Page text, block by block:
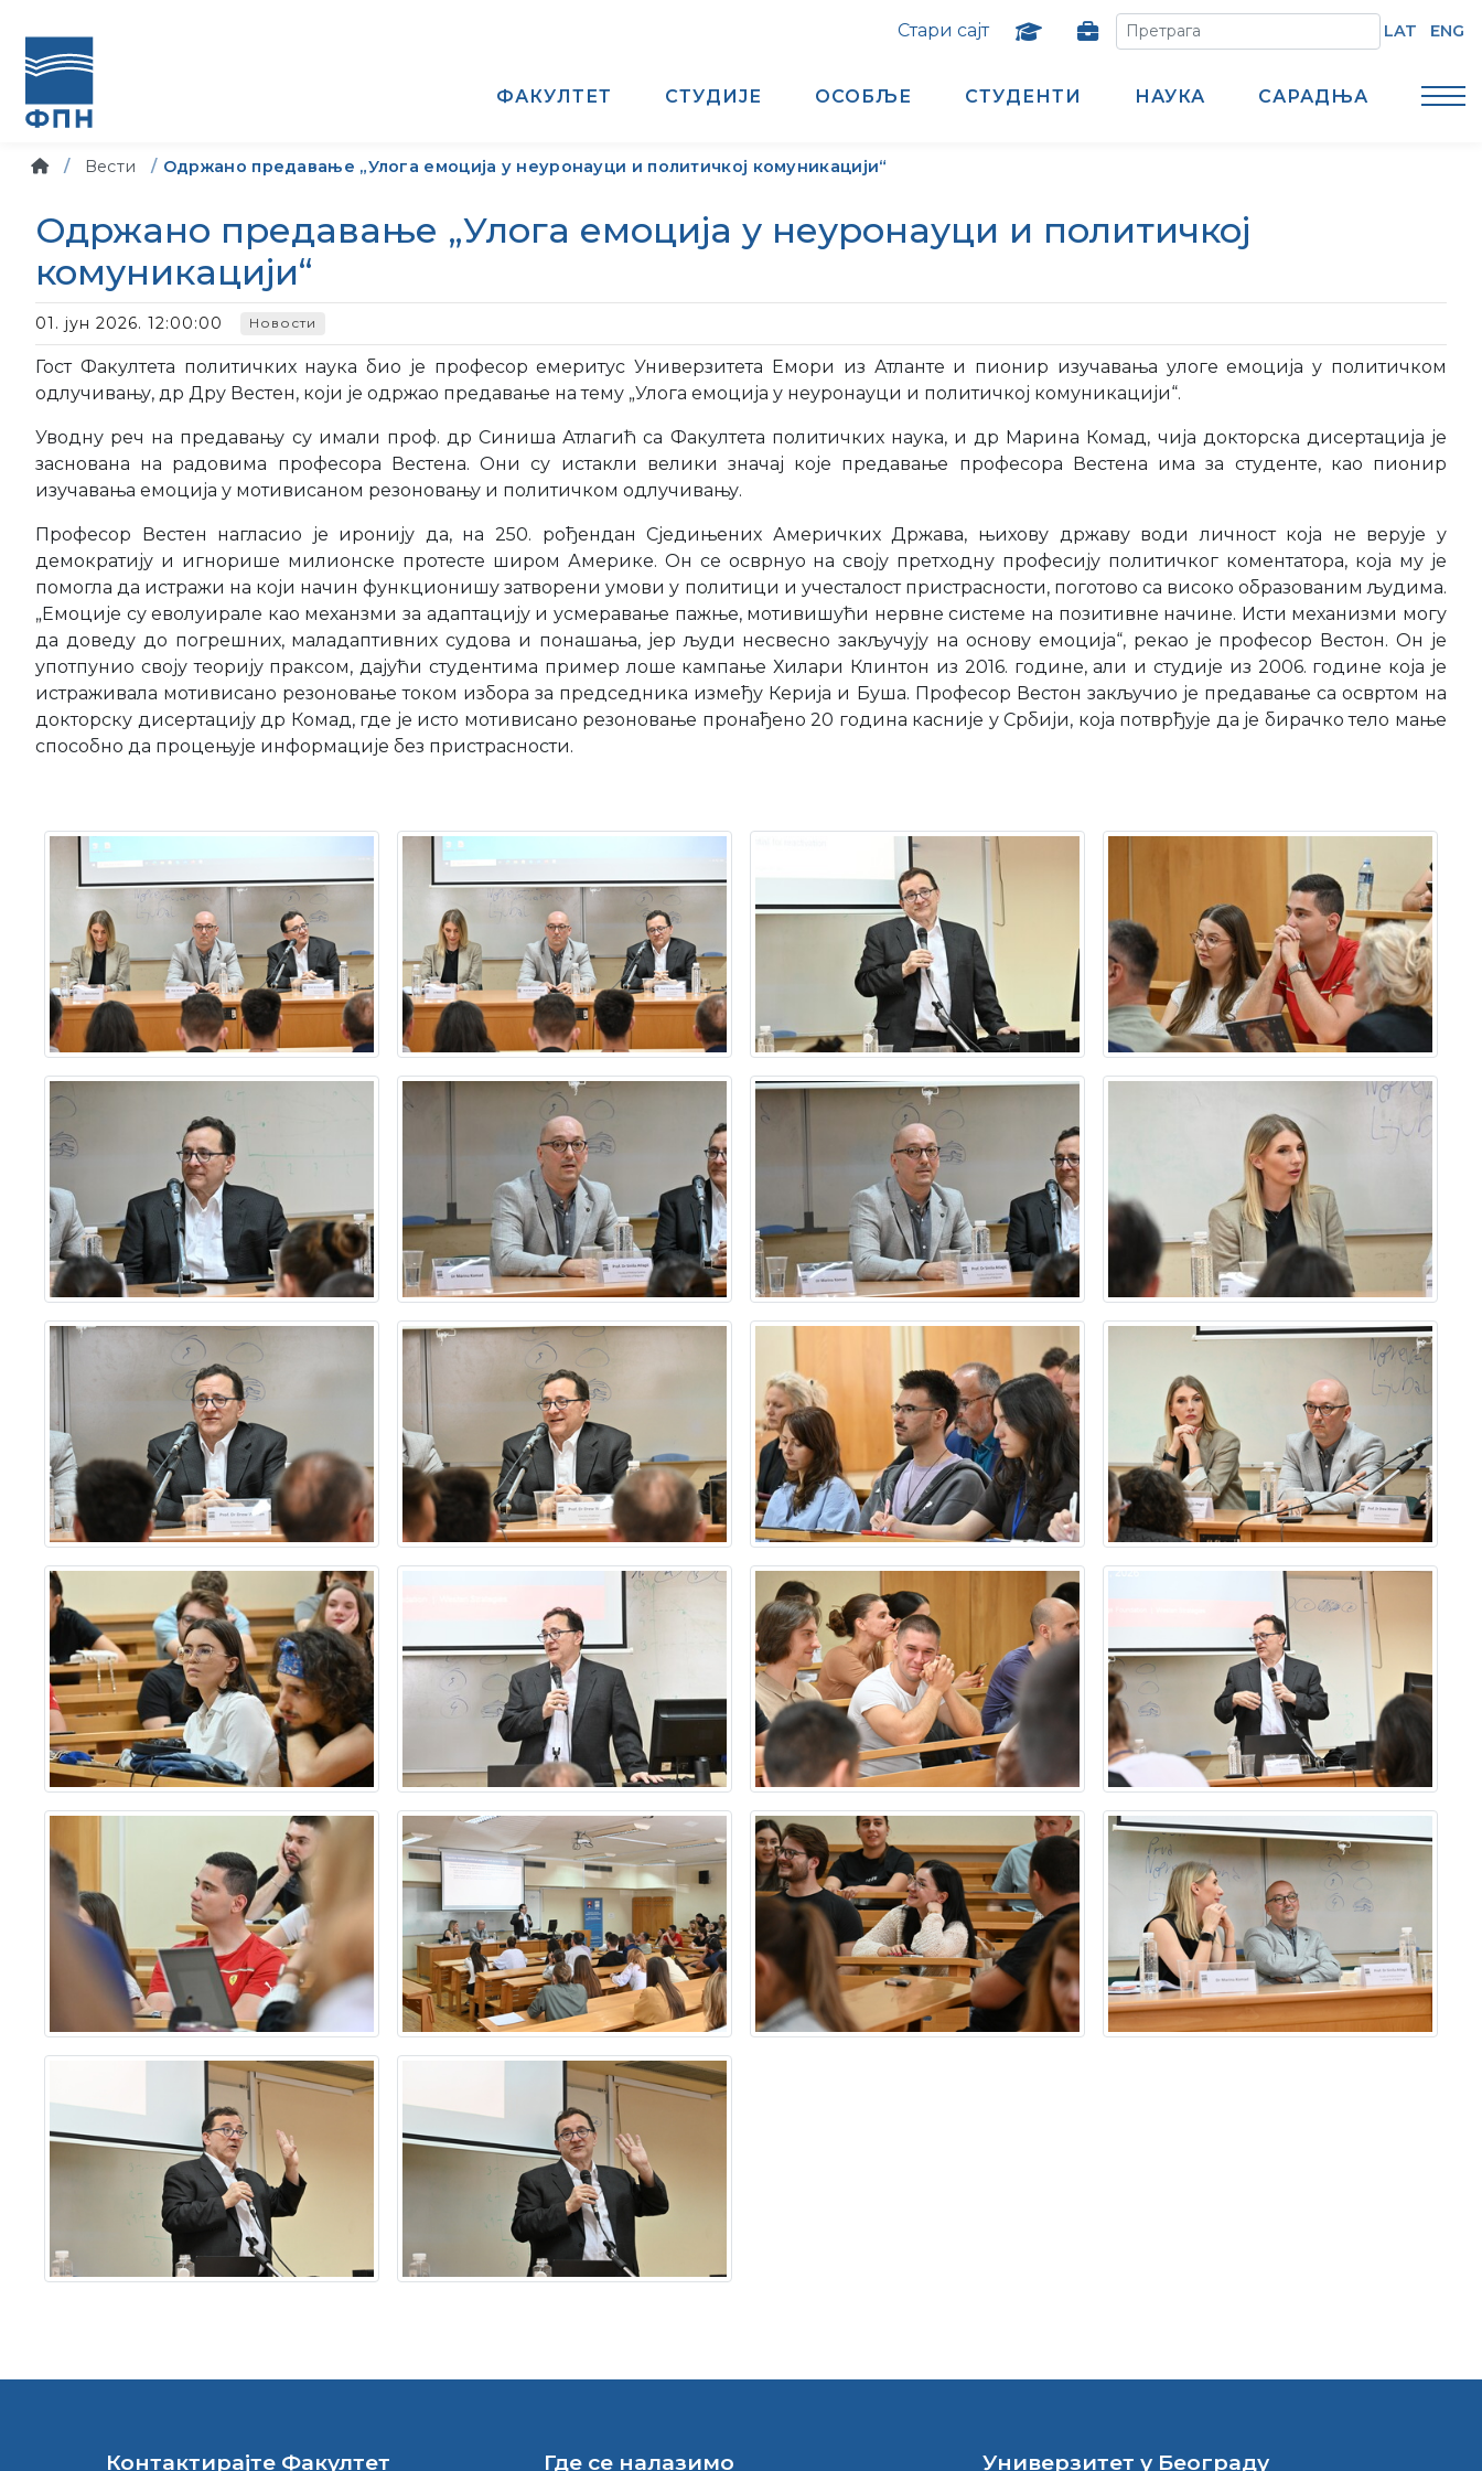
Стари сајт LAT ENG
ФАКУЛТЕТ СТУДИЈЕ ОСОБЉЕ СТУДЕНТИ НАУКА САРАДЊА
Вести Одржано предавање „Улога емоција у неуронауци и политичкој комуникацији“
Одржано предавање „Улога емоција у неуронауци и политичкој
комуникацији“
01. јун 2026. 12:00:00 Новости
Гост Факултета политичких наука био је професор емеритус Универзитета Емори из Атланте и пионир изучавања улоге емоција у политичком
одлучивању, др Дру Вестен, који је одржао предавање на тему „Улога емоција у неуронауци и политичкој комуникацији“.
Уводну реч на предавању су имали проф. др Синиша Атлагић са Факултета политичких наука, и др Марина Комад, чија докторска дисертација је
заснована на радовима професора Вестена. Они су истакли велики значај које предавање професора Вестена има за студенте, као пионир
изучавања емоција у мотивисаном резоновању и политичком одлучивању.
Професор Вестен нагласио је иронију да, на 250. рођендан Сједињених Америчких Држава, њихову државу води личност која не верује у
демократију и игнорише милионске протесте широм Америке. Он се осврнуо на своју претходну професију политичког коментатора, која му је
помогла да истражи на који начин функционишу затворени умови у политици и учесталост пристрасности, поготово са високо образованим људима.
„Емоције су еволуирале као механзми за адаптацију и усмеравање пажње, мотивишући нервне системе на позитивне начине. Исти механизми могу
да доведу до погрешних, маладаптивних судова и понашања, јер људи несвесно закључују на основу емоција“, рекао је професор Вестон. Он је
употпунио своју теорију праксом, дајући студентима пример лоше кампање Хилари Клинтон из 2016. године, али и студије из 2006. године која је
истраживала мотивисано резоновање током избора за председника између Керија и Буша. Професор Вестон закључио је предавање са освртом на
докторску дисертацију др Комад, где је исто мотивисано резоновање пронађено 20 година касније у Србији, која потврђује да је бирачко тело мање
способно да процењује информације без пристрасности.
Контактирајте Факултет Где се налазимо Универзитет у Београду